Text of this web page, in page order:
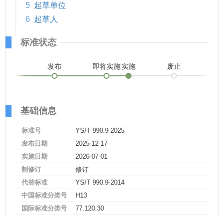
5 起草单位
6 起草人
标准状态
发布 即将实施实施 废止
基础信息
标准号
YS/T 990.9-2025
发布日期
2025-12-17
实施日期
2026-07-01
制修订
修订
代替标准
YS/T 990.9-2014
中国标准分类号
H13
国际标准分类号
77.120.30